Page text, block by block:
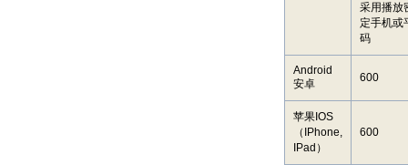
采用播放
定手机或
码
Android
安卓
600
苹果IOS
（IPhone,
IPad）
600